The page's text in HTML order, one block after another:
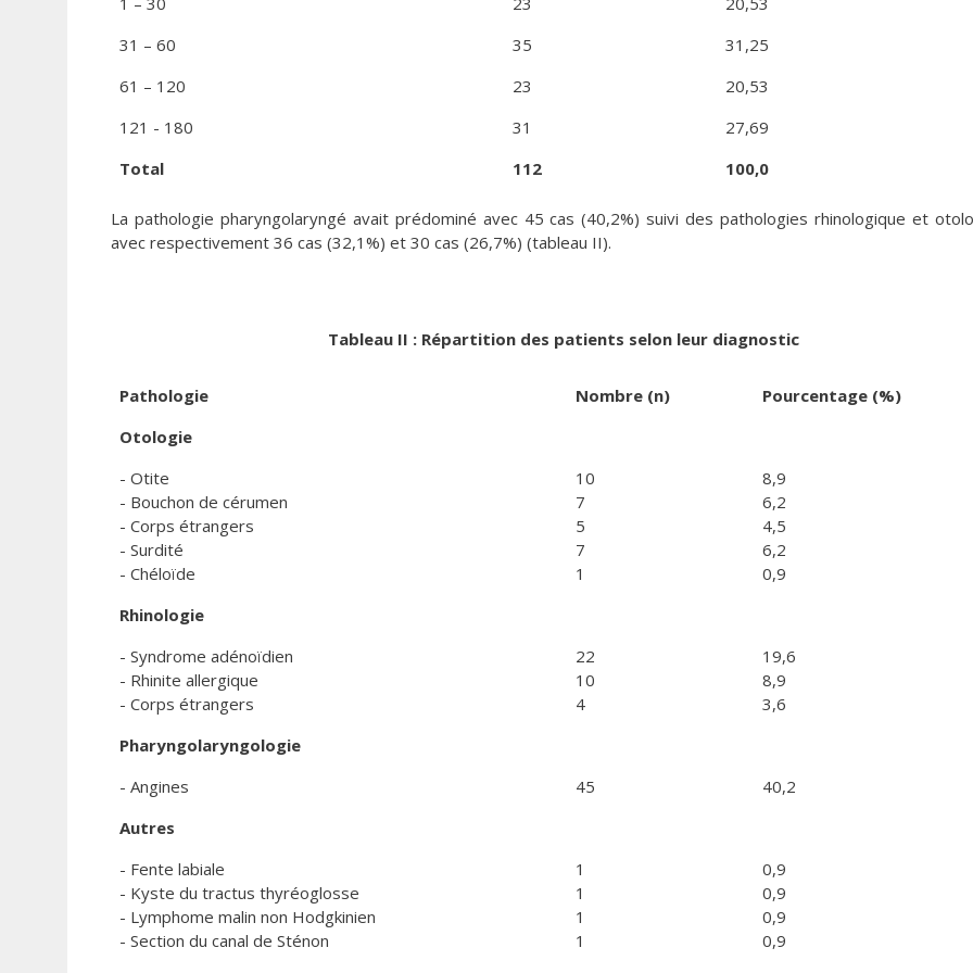
31 – 60
35
31,25
61 – 120
23
20,53
121 - 180
31
27,69
Total
112 100,0
La pathologie pharyngolaryngé avait prédominé avec 45 cas (40,2%) suivi des pathologies rhinologique et
avec respectivement 36 cas (32,1%) et 30 cas (26,7%) (tableau II).
Tableau II : Répartition des patients selon leur diagnostic
Pathologie Nombre (n)
Pourcentage (%)
Otologie
- Otite
- Bouchon de cérumen
- Corps étrangers
- Surdité
- Chéloïde
10
7
5
7
1
8,9
6,2
4,5
6,2
0,9
Rhinologie
- Syndrome adénoïdien
- Rhinite allergique
- Corps étrangers
22
10
4
19,6
8,9
3,6
Pharyngolaryngologie
- Angines
45
40,2
Autres
- Fente labiale
- Kyste du tractus thyréoglosse
- Lymphome malin non Hodgkinien
- Section du canal de Sténon
1
1
1
1
0,9
0,9
0,9
0,9